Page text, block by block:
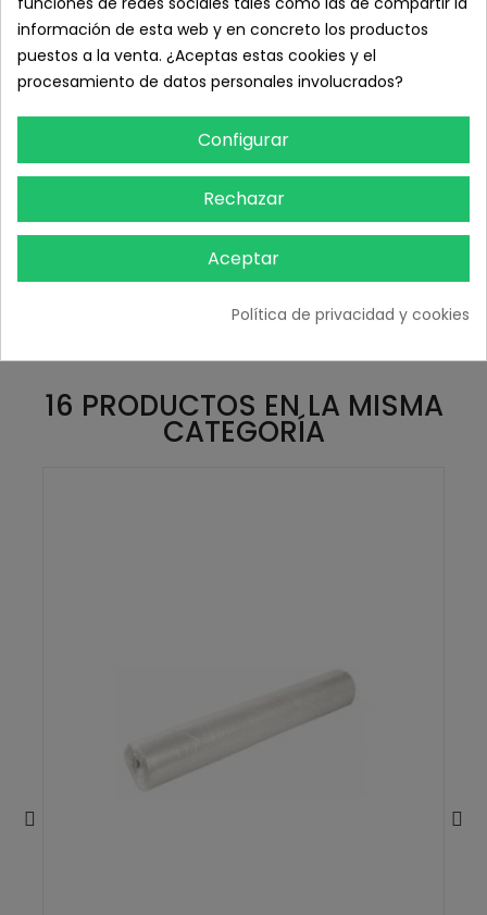
8,41 € IVA inc.
6,95 € sin IVA
Añadir Al Carrito
16 PRODUCTOS EN LA MISMA
CATEGORÍA
información de esta web y en concreto los productos
puestos a la venta. ¿Aceptas estas cookies y el
procesamiento de datos personales involucrados?
Configurar
Rechazar
Aceptar
Política de privacidad y cookies